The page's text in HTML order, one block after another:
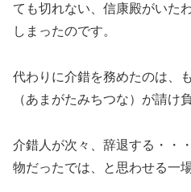
ても切れない、信康殿がいた
しまったのです。
代わりに介錯を務めたのは、
（あまがたみちつな）が請け
介錯人が次々、辞退する・・
物だったでは、と思わせる一